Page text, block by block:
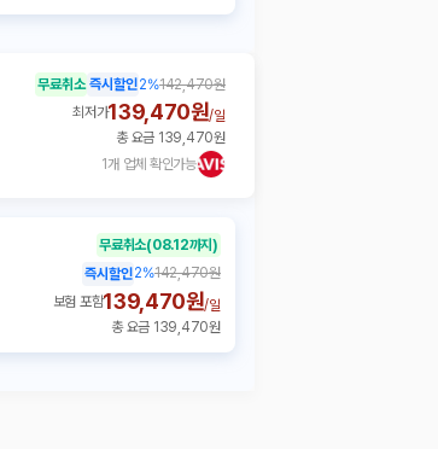
1개 업체 확인가능
무료취소 즉시할인2%142,470원
최저가139,470원/일
총 요금 139,470원
무료취소(08.12까지)
즉시할인2%142,470원
보험 포함139,470원/일
총 요금 139,470원